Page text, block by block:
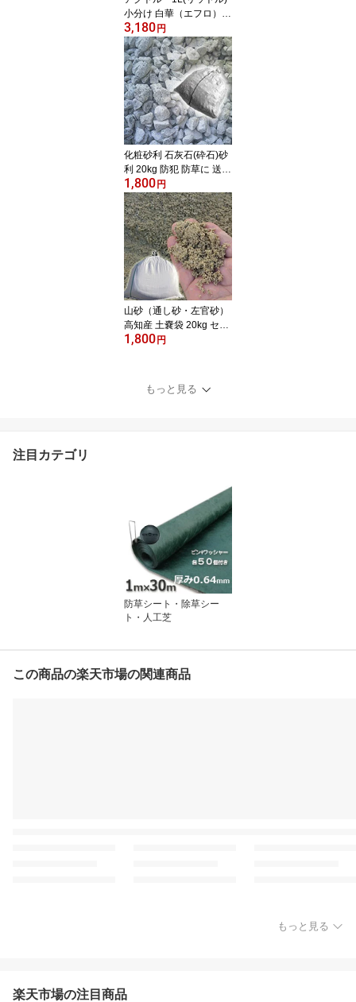
小分け 白華（エフロ）除
去剤 テクノクリーン特殊
洗浄剤 激安特価
3,180円
化粧砂利 石灰石(砕石)砂
利 20kg 防犯 防草に 送料
無料
1,800円
山砂（通し砂・左官砂）
高知産 土嚢袋 20kg セメ
ント用砂・あそび砂・遊
園芸用砂として 送料無料
1,800円
もっと見る
注目カテゴリ
防草シート・除草シー
ト・人工芝
この商品の楽天市場の関連商品
もっと見る
楽天市場の注目商品